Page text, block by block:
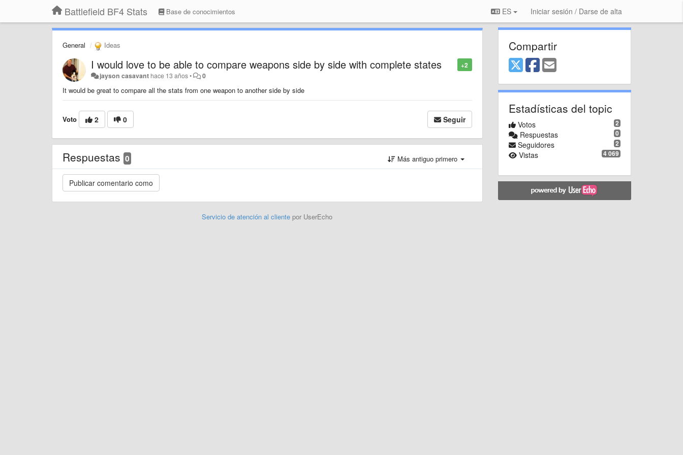
Battlefield BF4 Stats Base de conocimientos ES Iniciar sesión / Darse de alta
General Ideas
+2
I would love to be able to compare weapons side by side with complete states
jayson casavant hace 13 años• 0
It would be great to compare all the stats from one weapon to another side by side
Voto 2 0 Seguir
Respuestas 0 Más antiguo primero
Servicio de atención al clientepor UserEcho
Compartir
Estadísticas del topic
2
Votos
0
Respuestas
2
Seguidores
4 069
Vistas